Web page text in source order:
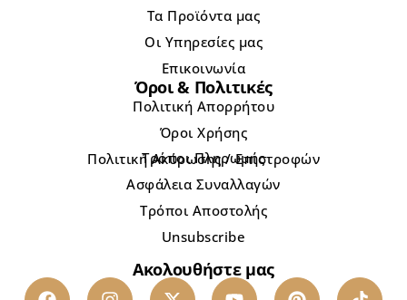
Τα Προϊόντα μας
Οι Υπηρεσίες μας
Επικοινωνία
Όροι & Πολιτικές
Πολιτική Απορρήτου
Όροι Χρήσης
Πολιτική Ακύρωσης / Επιστροφών
Τρόποι Πληρωμής
Ασφάλεια Συναλλαγών
Τρόποι Αποστολής
Unsubscribe
Ακολουθήστε μας